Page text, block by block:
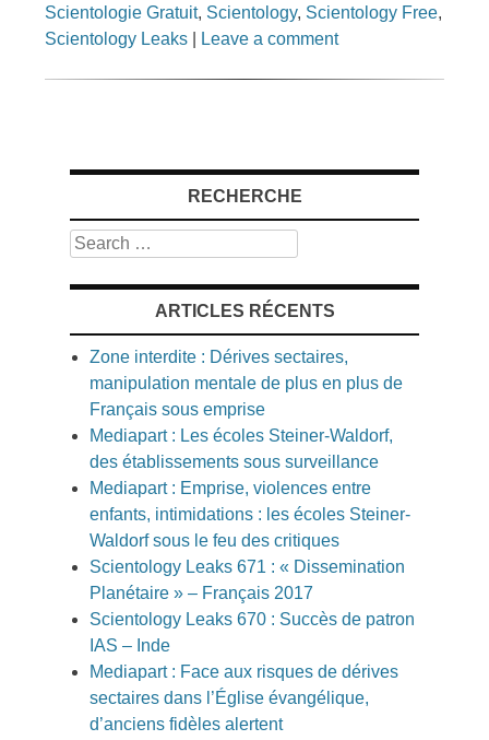
Scientologie Gratuit, Scientology, Scientology Free,
Scientology Leaks
Leave a comment
RECHERCHE
Search
ARTICLES RÉCENTS
Zone interdite : Dérives sectaires,
manipulation mentale de plus en plus de
Français sous emprise
Mediapart : Les écoles Steiner-Waldorf,
des établissements sous surveillance
Mediapart : Emprise, violences entre
enfants, intimidations : les écoles Steiner-
Waldorf sous le feu des critiques
Scientology Leaks 671 : « Dissemination
Planétaire » – Français 2017
Scientology Leaks 670 : Succès de patron
IAS – Inde
Mediapart : Face aux risques de dérives
sectaires dans l’Église évangélique,
d’anciens fidèles alertent